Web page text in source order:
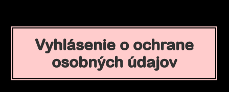
Vyhlásenie o ochrane
osobných údajov